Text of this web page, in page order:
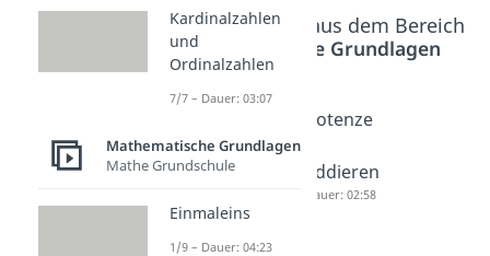
Beliebte Inhalte aus dem Bereich
Mathematische Grundlagen
n
berechn
Dauer: 03:51
geln
Dauer: 03:52
Potenze
addieren
Dauer: 02:58
Kardinalzahlen
und
Ordinalzahlen
7/7 – Dauer: 03:07
Mathematische Grundlagen
Mathe Grundschule
Einmaleins
1/9 – Dauer: 04:23